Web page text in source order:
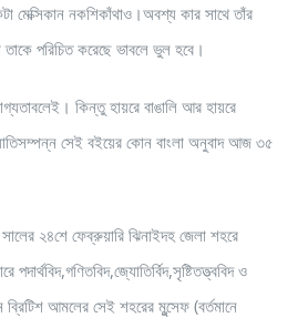
মেক্সিকান নকশিকাঁথাও।অবশ্য কার সাথে তাঁর
পরিচিত করেছে ভাবলে ভুল হবে।
কিন্তু হায়রে বাঙালি আর হায়রে
সেই বইয়ের কোন বাংলা অনুবাদ আজ ৩৫
২৪শে ফেব্রুয়ারি ঝিনাইদহ জেলা শহরে
ও
ব্রিটিশ আমলের সেই শহরের মুন্সেফ (বর্তমানে